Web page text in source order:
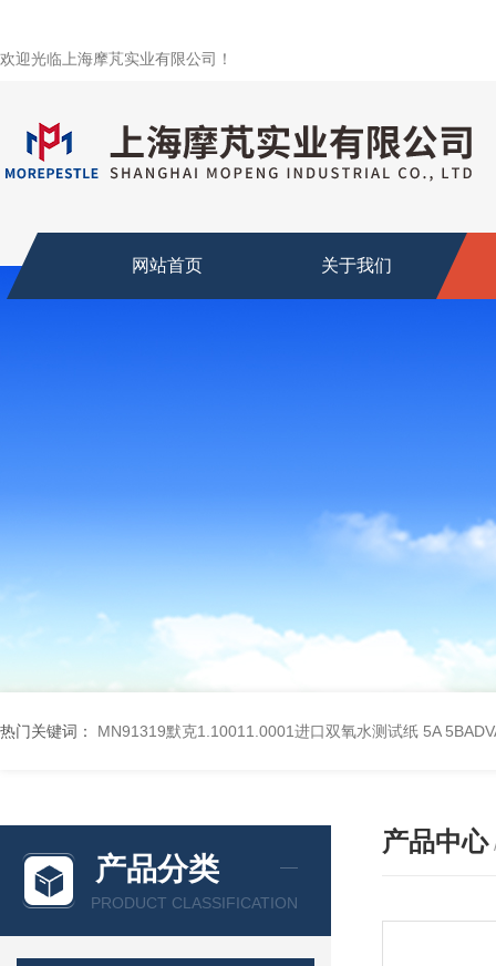
欢迎光临上海摩芃实业有限公司！
网站首页 关于我们
热门关键词： MN91319默克1.10011.0001进口双氧水测试纸 5A
产品分类
PRODUCT CLASSIFICATION
产品中心